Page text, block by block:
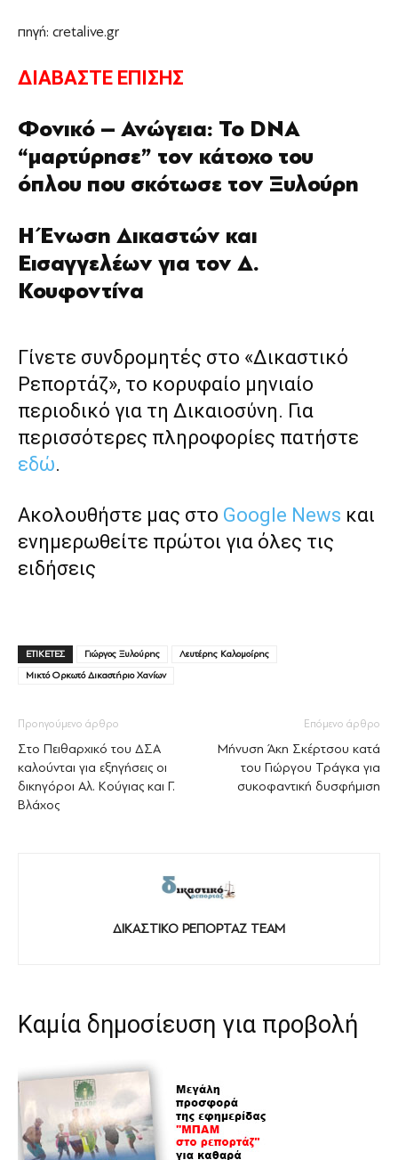
πηγή: cretalive.gr
ΔΙΑΒΑΣΤΕ ΕΠΙΣΗΣ
Φονικό – Ανώγεια: Το DNA
“μαρτύρησε” τον κάτοχο του
όπλου που σκότωσε τον Ξυλούρη
Η Ένωση Δικαστών και
Εισαγγελέων για τον Δ.
Κουφοντίνα
Γίνετε συνδρομητές στο «Δικαστικό
Ρεπορτάζ», το κορυφαίο μηνιαίο
περιοδικό για τη Δικαιοσύνη. Για
περισσότερες πληροφορίες πατήστε
εδώ.
Ακολουθήστε μας στο Google News και
ενημερωθείτε πρώτοι για όλες τις
ειδήσεις
ΕΤΙΚΕΤΕΣ Γιώργος Ξυλούρης
Λευτέρης Καλομοίρης
Μικτό Ορκωτό Δικαστήριο Χανίων
Προηγούμενο άρθρο
Στο Πειθαρχικό του ΔΣΑ
καλούνται για εξηγήσεις οι
δικηγόροι Αλ. Κούγιας και Γ.
Βλάχος
Επόμενο άρθρο
Μήνυση Άκη Σκέρτσου κατά
του Γιώργου Τράγκα για
συκοφαντική δυσφήμιση
ΔΙΚΑΣΤΙΚΟ ΡΕΠΟΡΤΑΖ TEAM
Καμία δημοσίευση για προβολή